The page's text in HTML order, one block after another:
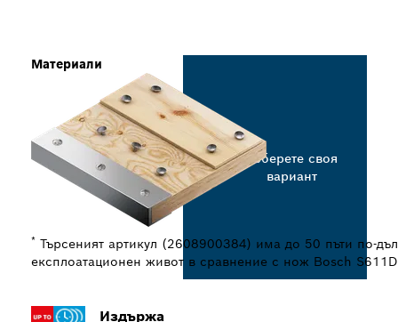
Издържа
Материали
* Търсеният артикул (2608900384) има до 50 пъти по-
експлоатационен живот в сравнение с нож Bosch
Изберете своя
вариант